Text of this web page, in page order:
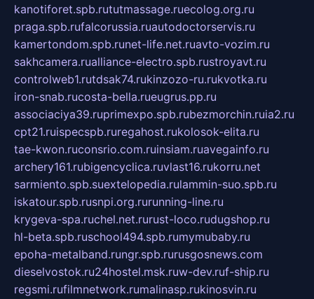
kanotiforet.spb.rututmassage.ruecolog.org.ru
praga.spb.rufalcorussia.ruautodoctorservis.ru
kamertondom.spb.runet-life.net.ruavto-vozim.ru
sakhcamera.rualliance-electro.spb.rustroyavt.ru
controlweb1.rutdsak74.rukinzozo-ru.rukvotka.ru
iron-snab.rucosta-bella.rueugrus.pp.ru
associaciya39.ruprimexpo.spb.rubezmorchin.ruia2.ru
cpt21.ruispecspb.ruregahost.rukolosok-elita.ru
tae-kwon.ruconsrio.com.ruinsiam.ruavegainfo.ru
archery161.rubigencyclica.ruvlast16.rukorru.net
sarmiento.spb.suextelopedia.rulammin-suo.spb.ru
iskatour.spb.rusnpi.org.rurunning-line.ru
krygeva-spa.ruchel.net.rurust-loco.rudugshop.ru
hl-beta.spb.ruschool494.spb.rumymubaby.ru
epoha-metalband.rungr.spb.rurusgosnews.com
dieselvostok.ru24hostel.msk.ruw-dev.ruf-ship.ru
regsmi.rufilmnetwork.rumalinasp.rukinosvin.ru